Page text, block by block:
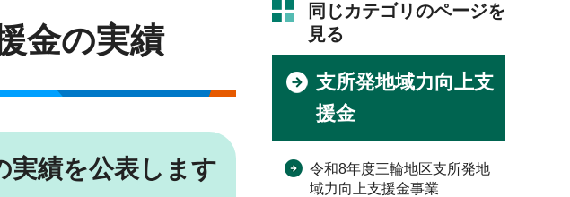
金の実績
実績を公表します
同じカテゴリのページを
見る
支所発地域力向上支
援金
令和8年度三輪地区支所発地
域力向上支援金事業